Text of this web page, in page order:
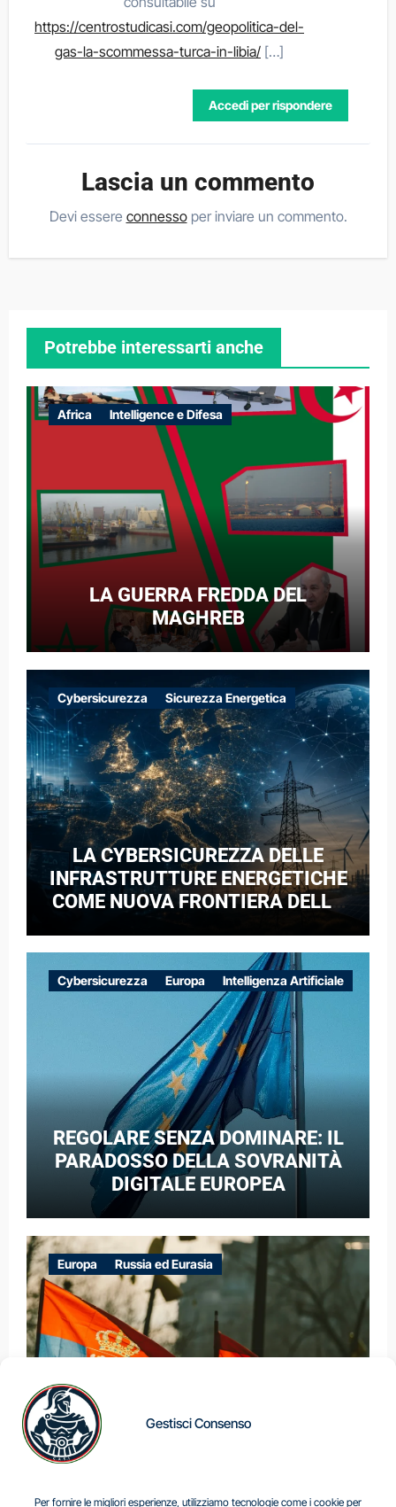
Gestisci Consenso
Per fornire le migliori esperienze, utilizziamo tecnologie come i cookie per
https://centrostudicasi.com/geopolitica-del-
gas-la-scommessa-turca-in-libia/ […]
Accedi per rispondere
Lascia un commento
Devi essere connessoper inviare un commento.
Potrebbe interessarti anche
Africa Intelligence e Difesa
LA GUERRA FREDDA DEL
MAGHREB
Cybersicurezza Sicurezza Energetica
LA CYBERSICUREZZA DELLE
INFRASTRUTTURE ENERGETICHE
COME NUOVA FRONTIERA DELLA
CASO DELLE RETI ELETTRICHE
EUROPEE NEL CONTESTO DELLA
GUERRA IBRIDA
Cybersicurezza Europa Intelligenza Artificiale
REGOLARE SENZA DOMINARE: IL
PARADOSSO DELLA SOVRANITÀ
DIGITALE EUROPEA
Europa Russia ed Eurasia